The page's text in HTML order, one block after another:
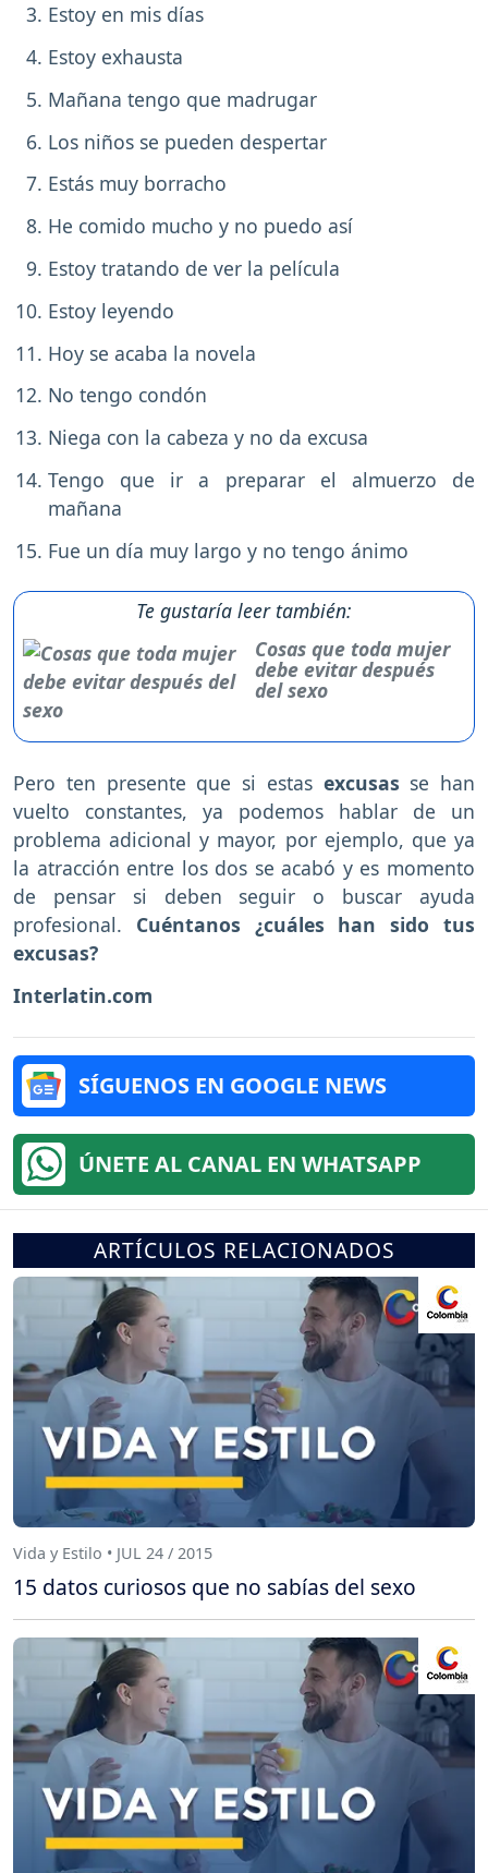
Estoy en mis días
Estoy exhausta
Mañana tengo que madrugar
Los niños se pueden despertar
Estás muy borracho
He comido mucho y no puedo así
Estoy tratando de ver la película
Estoy leyendo
Hoy se acaba la novela
No tengo condón
Niega con la cabeza y no da excusa
Tengo que ir a preparar el almuerzo de
mañana
Fue un día muy largo y no tengo ánimo
Te gustaría leer también:
Cosas que toda mujer
debe evitar después
del sexo
Pero ten presente que si estas excusas se han
vuelto constantes, ya podemos hablar de un
problema adicional y mayor, por ejemplo, que ya
la atracción entre los dos se acabó y es momento
de pensar si deben seguir o buscar ayuda
profesional. Cuéntanos ¿cuáles han sido tus
excusas?
Interlatin.com
SÍGUENOS EN GOOGLE NEWS
ÚNETE AL CANAL EN WHATSAPP
ARTÍCULOS RELACIONADOS
Vida y Estilo • JUL 24 / 2015
15 datos curiosos que no sabías del sexo